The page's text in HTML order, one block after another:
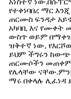
አነስተኛ
የተቀነባበረ ማር
ጠርሙስ ፍንዳታ
አካባቢ እና የሙቀት
ውስጥ ወይም
ዝቅተኛ ነው,
ይህም ችግሩን
ጠርሙሶችን መጠቀም
የሌላቸው
ማሩ በቀላሉ ሊፈነዳ